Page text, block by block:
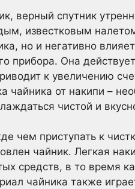
верный спутник
известковым
но и негативно
прибора. Она
к увеличению
чайника от накипи –
чистой и
чем приступать к
чайник. Легкая
средств, в то время
чайника также